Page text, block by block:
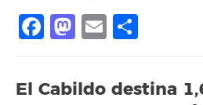
Facebook
Mastodon
Email
El Cabildo destina